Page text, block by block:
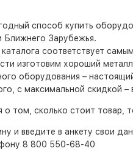
способ купить
Ближнего Зарубежья.
соответствует
изготовим хороший
оборудования –
с максимальной скидкой –
о том, сколько стоит
и введите в анкету свои
8 800 550-68-40